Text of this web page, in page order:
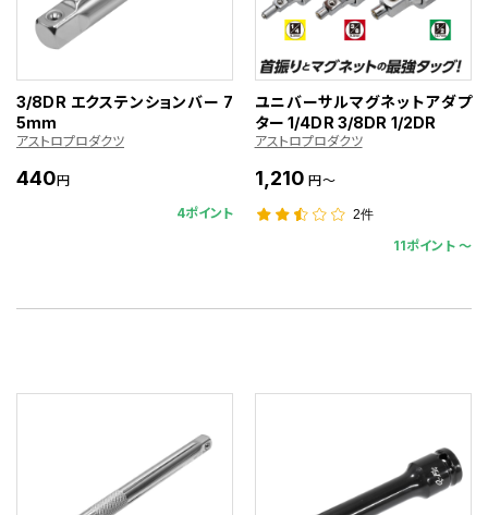
3/8DR エクステンションバー 7
5mm
アストロプロダクツ
440円
4ポイント
ユニバーサルマグネットアダプ
ター 1/4DR 3/8DR 1/2DR
アストロプロダクツ
1,210 円～
2件
11ポイント 〜